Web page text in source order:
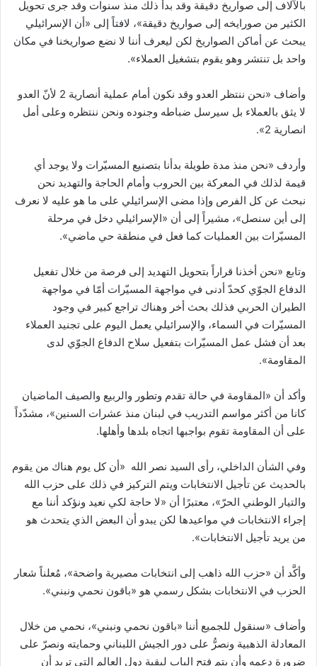
بالآلاف إلى صواريخ دقيقة وقد بدأ ذلك منذ سنوات وقد جرى تحويل
الكثير من صورايخه إلى صواريخ دقيقة»، لافتاً إلى «أن الإسرائيلي
يبحث عن أماكن الصواريخ لكن ليعرف أننا لا نضع صواريخنا في مكان
واحد بل تنتشر وهو يقوم بتشغيل العملاء».
وأضاف «نحن ننتظر العدو وقد نكون أمام عملية أنصارية 2 لأنّ العدو
لا يثق بالعملاء بل سيرسل ضباطه وجنوده ونحن ننتظره وعلى أمل
انصارية 2».
وأردف «نحن منذ مدة طويلة بدأنا بتصنيع المسيّرات ولا يوجد أي
قيمة لذلك في المعركة بين الحروب وأمام الحاجة والتهديد نحن
نبحث عن كل الفرص وإذا مضى الإسرائيلي على ما هو عليه لا نعرف
إلى أين سنصل»، مشيراً إلى أن «الإسرائيلي دخل في مرحلة
المسيّرات بين العمليات كما فعل في منطقة حي ماضي».
وتابع «نحن أخذنا قراراً بتحويل التهديد إلى فرصة من خلال تفعيل
الدفاع الجوّي كحدّ أدنى في مواجهة المسيّرات أمّا في مواجهة
الطيران الحربي فذلك بحث أخر وهناك تراجع كبير في وجود
المسيّرات في السماء، والإسرائيلي يعمل اليوم على تجنيد العملاء
بعد أن فشل عمل المسيّرات بتفعيل سلاح الدفاع الجوّي لدى
المقاومة».
وأكد أن «المقاومة في حالة تقدم وتطور والربيع والصيف الماضيان
كانا من أكثر مواسم التدريب في لبنان منذ عشرات السنين»، مشدّداً
على أن المقاومة تقوم بواجبها اتجاه بلدها وأهلها.
وفي الشأن الداخلي، رأى السيد نصر الله «أن كل يوم هناك من يقوم
بالحديث عن تأجيل الانتخابات ويتم التركيز في ذلك على حزب الله
والتيار الوطني الحرّ»، معتبرًا أن «لا حاجة لكي نعيد ونؤكد أننا مع
إجراء الانتخابات في مواعيدها لكن يبدو أن البعض الذي يتحدث هو
من يريد تأجيل الانتخابات».
وأكَّد أن «حزب الله ذاهب إلى انتخابات مصيرية واضحة»، مُعلناً شعار
الحزب في الانتخابات بشكل رسمي هو «باقون نحمي ونبني».
وأضاف «سنقول للجميع أننا «باقون نحمي ونبني»، نحمي من خلال
المعادلة الذهبية ونصرُّ على دور الجيش اللبناني وحمايته ونصرّ على
ضرورة دعمه وأن يتم فتح الباب لبقية دول العالم التي تريد أن